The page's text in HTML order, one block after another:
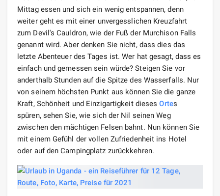
Mittag essen und sich ein wenig entspannen, denn
weiter geht es mit einer unvergesslichen Kreuzfahrt
zum Devil's Cauldron, wie der Fuß der Murchison Falls
genannt wird. Aber denken Sie nicht, dass dies das
letzte Abenteuer des Tages ist. Wer hat gesagt, dass es
einfach und gemessen sein würde? Steigen Sie vor
anderthalb Stunden auf die Spitze des Wasserfalls. Nur
von seinem höchsten Punkt aus können Sie die ganze
Kraft, Schönheit und Einzigartigkeit diesesOrtes
spüren, sehen Sie, wie sich der Nil seinen Weg
zwischen den mächtigen Felsen bahnt. Nun können Sie
mit einem Gefühl der vollen Zufriedenheit ins Hotel
oder auf den Campingplatz zurückkehren.